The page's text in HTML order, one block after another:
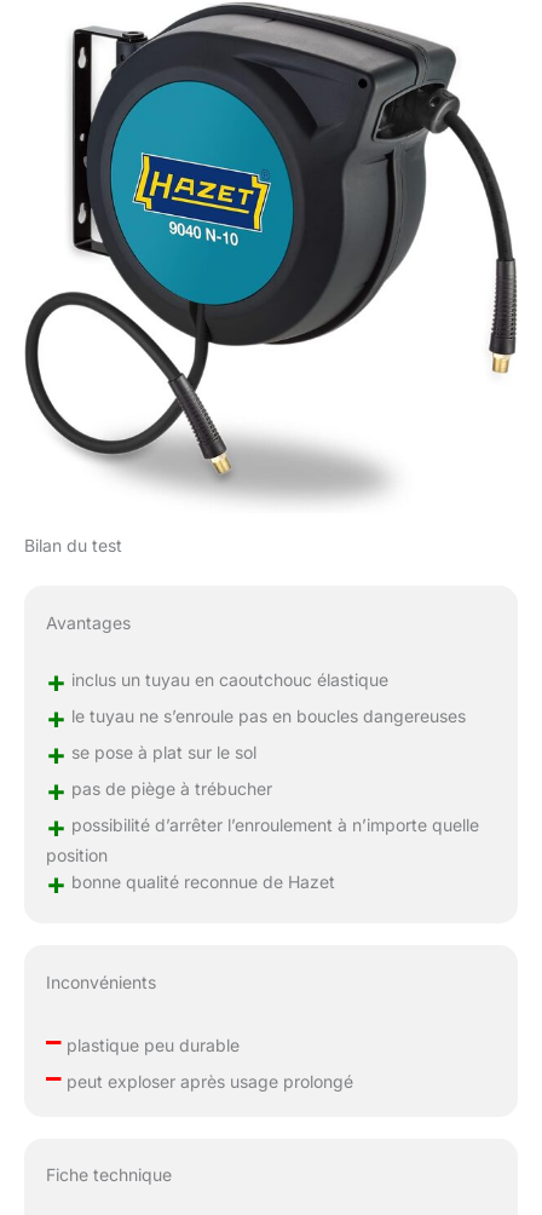
Bilan du test
Avantages
+ inclus un tuyau en caoutchouc élastique
+ le tuyau ne s’enroule pas en boucles dangereuses
+ se pose à plat sur le sol
+ pas de piège à trébucher
+ possibilité d’arrêter l’enroulement à n’importe quelle
position
+ bonne qualité reconnue de Hazet
Inconvénients
–plastique peu durable
–peut exploser après usage prolongé
Fiche technique